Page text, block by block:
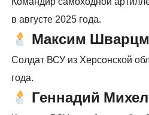
в августе 2025 года.
Максим
Солдат ВСУ из Херсонской
года.
Геннадий